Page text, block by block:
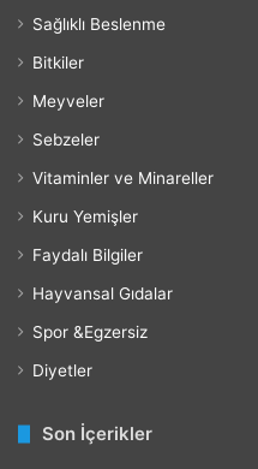
Sağlıklı Beslenme
Bitkiler
Meyveler
Sebzeler
Vitaminler ve Minareller
Kuru Yemişler
Faydalı Bilgiler
Hayvansal Gıdalar
Spor &Egzersiz
Diyetler
Son İçerikler